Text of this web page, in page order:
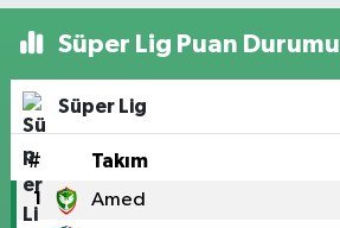
Süper Lig Puan Durumu
Süper Lig
# Takım
1 Amed